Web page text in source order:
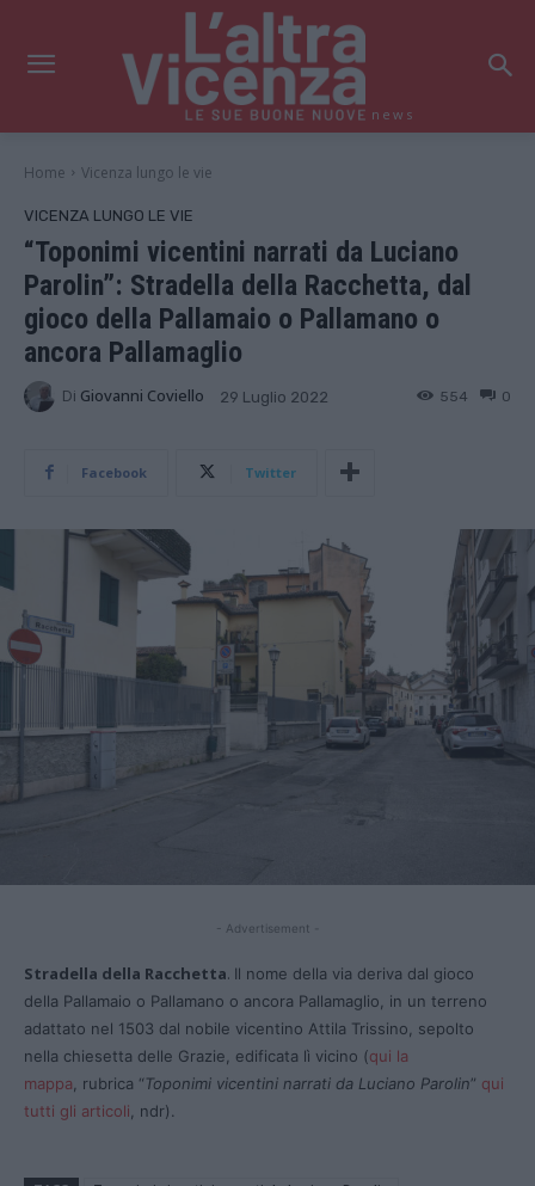
news
Home Vicenza lungo le vie
VICENZA LUNGO LE VIE
“Toponimi vicentini narrati da Luciano
Parolin”: Stradella della Racchetta, dal
gioco della Pallamaio o Pallamano o
ancora Pallamaglio
Di Giovanni Coviello 29 Luglio 2022 0
554
Facebook Twitter
- Advertisement -
Stradella della Racchetta. Il nome della via deriva dal gioco
della Pallamaio o Pallamano o ancora Pallamaglio, in un terreno
adattato nel 1503 dal nobile vicentino Attila Trissino, sepolto
nella chiesetta delle Grazie, edificata lì vicino (qui la
mappa, rubrica “Toponimi vicentini narrati da Luciano Parolin” qui
tutti gli articoli, ndr).